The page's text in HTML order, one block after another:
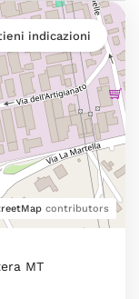
contributors
indicazioni
MT